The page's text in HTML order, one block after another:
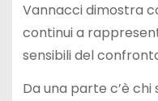
Vannacci dimostra
continui a
sensibili del
Da una parte c’è